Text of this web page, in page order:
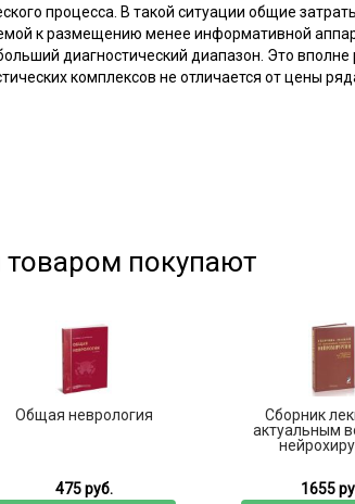
процесса. В такой ситуации общие
к размещению менее информативной
диагностический диапазон. Это вполне
комплексов не отличается от цены
товаром покупают
Общая неврология
475 руб.
Сборник
актуальным
1655